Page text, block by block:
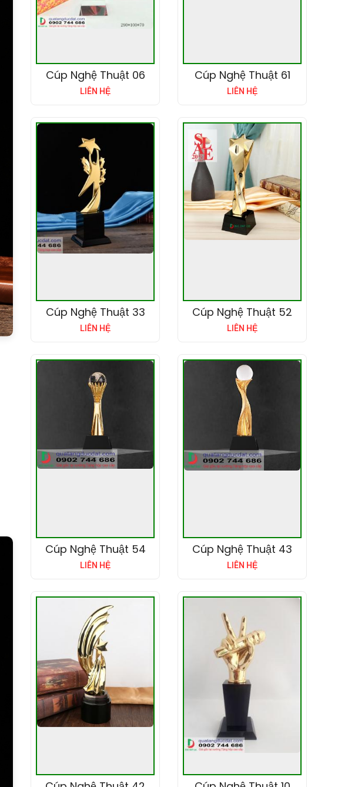
Cúp Nghệ Thuật 06
LIÊN HỆ
Cúp Nghệ Thuật 61
LIÊN HỆ
Cúp Nghệ Thuật 33
LIÊN HỆ
Cúp Nghệ Thuật 52
LIÊN HỆ
Cúp Nghệ Thuật 54
LIÊN HỆ
Cúp Nghệ Thuật 43
LIÊN HỆ